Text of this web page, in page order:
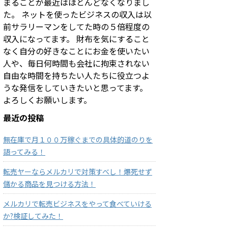
た。 ネットを使ったビジネスの収入は以
前サラリーマンをしてた時の５倍程度の
収入になってます。 財布を気にすること
なく自分の好きなことにお金を使いたい
人や、毎日何時間も会社に拘束されない
自由な時間を持ちたい人たちに役立つよ
うな発信をしていきたいと思ってます。
よろしくお願いします。
最近の投稿
無在庫で月１００万稼ぐまでの具体的道のりを
語ってみる！
転売ヤーならメルカリで対策すべし！爆死せず
儲かる商品を見つける方法！
メルカリで転売ビジネスをやって食べていける
か?検証してみた！